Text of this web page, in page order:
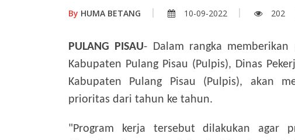
By HUMA BETANG 10-09-2022 202
PULANG PISAU- Dalam rangka
Kabupaten Pulang Pisau (Pulpis), Dinas
Kabupaten Pulang Pisau (Pulpis), akan
prioritas dari tahun ke tahun.
"Program kerja tersebut dilakukan agar